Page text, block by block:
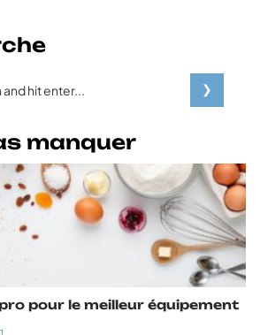
manquer
pour le meilleur équipement